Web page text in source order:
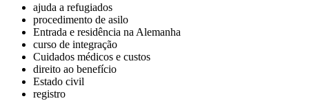
ajuda a refugiados
procedimento de asilo
Entrada e residência na Alemanha
curso de integração
Cuidados médicos e custos
direito ao benefício
Estado civil
registro